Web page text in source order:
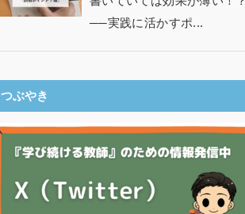
──実践に活かすポ...
つぶやき